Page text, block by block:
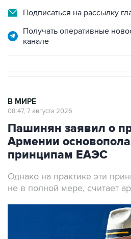
Подписаться на рассылку
Получать оперативные
канале
В МИРЕ
08:47, 7 августа 2026
Пашинян заявил о
Армении
принципам ЕАЭС
Однако на практике эти
не в полной мере, считает